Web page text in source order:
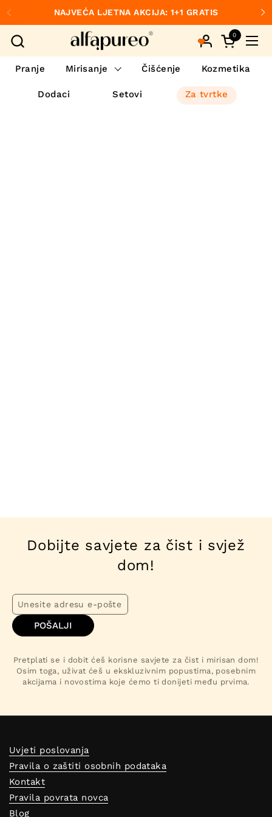
Preskoči na sadržaj
Prethodno
NAJVEĆA LJETNA AKCIJA: 1+1 GRATIS
Otvori
0
Pranje Mirisanje Čišćenje Kozmetika
Dodaci Setovi Za tvrtke
Dobijte savjete za čist i svjež
dom!
POŠALJI
Pretplati se i dobit ćeš korisne savjete za čist i mirisan dom!
Osim toga, uživat ćeš u ekskluzivnim popustima, posebnim
akcijama i novostima koje ćemo ti donijeti među prvima.
Uvjeti poslovanja
Pravila o zaštiti osobnih podataka
Kontakt
Pravila povrata novca
Blog